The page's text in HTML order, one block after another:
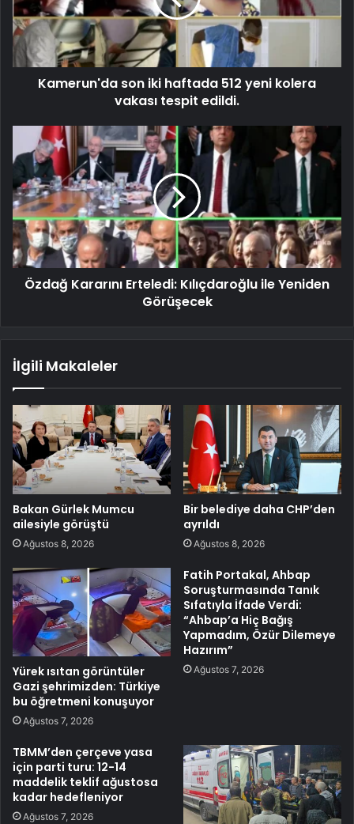
Kamerun'da son iki haftada 512 yeni kolera
vakası tespit edildi.
Özdağ Kararını Erteledi: Kılıçdaroğlu ile Yeniden
Görüşecek
İlgili Makaleler
Bakan Gürlek Mumcu
ailesiyle görüştü
Ağustos 8, 2026
Bir belediye daha CHP’den
ayrıldı
Ağustos 8, 2026
Yürek ısıtan görüntüler
Gazi şehrimizden: Türkiye
bu öğretmeni konuşuyor
Ağustos 7, 2026
Fatih Portakal, Ahbap
Soruşturmasında Tanık
Sıfatıyla İfade Verdi:
“Ahbap’a Hiç Bağış
Yapmadım, Özür Dilemeye
Hazırım”
Ağustos 7, 2026
TBMM’den çerçeve yasa
için parti turu: 12-14
maddelik teklif ağustosa
kadar hedefleniyor
Ağustos 7, 2026